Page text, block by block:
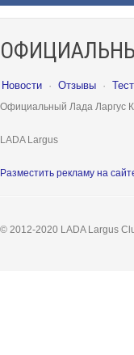
Новости · Отзывы ·
Официальный Лада Ларгус
LADA Largus
Разместить рекламу на
© 2012-2020 LADA Largus